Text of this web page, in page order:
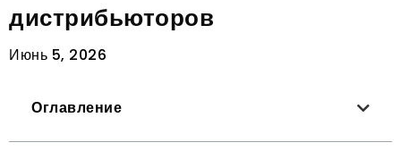
дистрибьюторов
Июнь 5, 2026
Оглавление